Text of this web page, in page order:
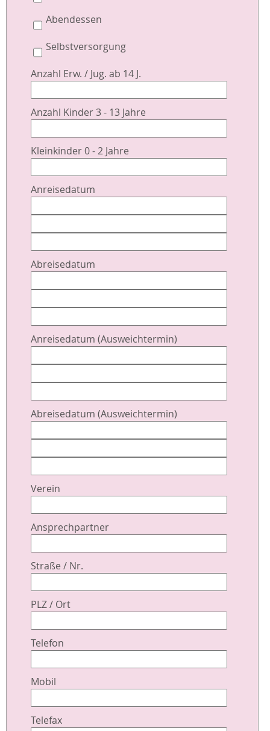
Abendessen
Selbstversorgung
Anzahl Erw. / Jug. ab 14 J.
Anzahl Kinder 3 - 13 Jahre
Kleinkinder 0 - 2 Jahre
Anreisedatum
Abreisedatum
Anreisedatum (Ausweichtermin)
Abreisedatum (Ausweichtermin)
Verein
Ansprechpartner
Straße / Nr.
PLZ / Ort
Telefon
Mobil
Telefax